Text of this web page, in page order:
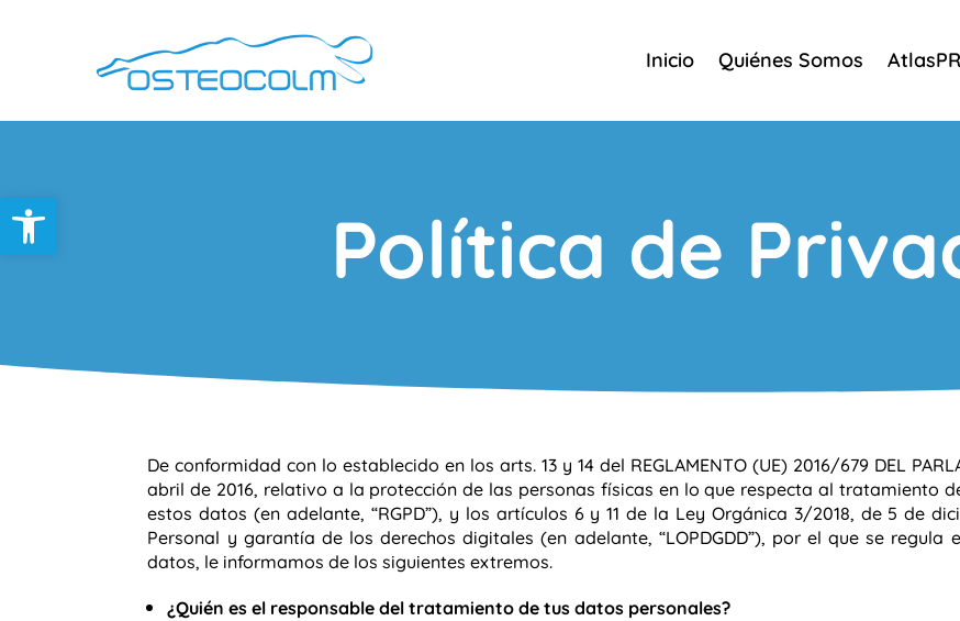
Abrir barra de herramientas
Inicio Quiénes Somos
Política de
De conformidad con lo establecido en los arts. 13 y 14 del REGLAMENTO (UE) 2016/679 DEL
abril de 2016, relativo a la protección de las personas físicas en lo que respecta al tratamiento
estos datos (en adelante, “RGPD”), y los artículos 6 y 11 de la Ley Orgánica 3/2018, de 5 de
Personal y garantía de los derechos digitales (en adelante, “LOPDGDD”), por el que se
datos, le informamos de los siguientes extremos.
¿Quién es el responsable del tratamiento de tus datos personales?